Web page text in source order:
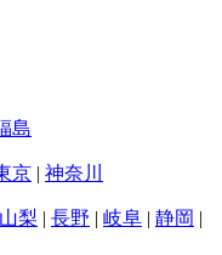
島
京 | 神奈川
山梨 | 長野 | 岐阜 | 静岡 |